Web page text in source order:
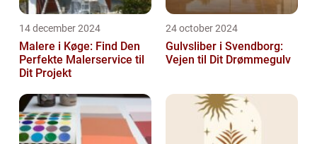
14 december 2024
Malere i Køge: Find Den
Perfekte Malerservice til
Dit Projekt
24 october 2024
Gulvsliber i Svendborg:
Vejen til Dit Drømmegulv